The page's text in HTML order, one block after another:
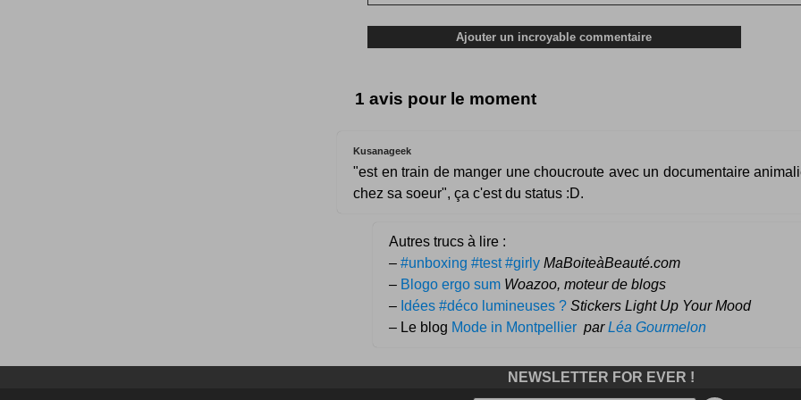
1 avis pour le moment
Kusanageek
"est en train de manger une choucroute avec un documentaire
chez sa soeur", ça c'est du status :D.
Autres trucs à lire :
– #unboxing #test #girly MaBoiteàBeauté.com
– Blogo ergo sum Woazoo, moteur de blogs
– Idées #déco lumineuses ? Stickers Light Up Your Mood
– Le blog Mode in Montpellier parLéa Gourmelon
NEWSLETTER FOR EVER !